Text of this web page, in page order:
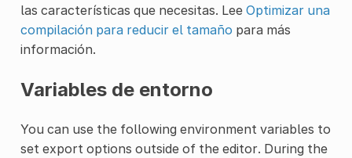
las características que necesitas. Lee Optimizar una
compilación para reducir el tamaño para más
información.
Variables de entorno
You can use the following environment variables to
set export options outside of the editor. During the